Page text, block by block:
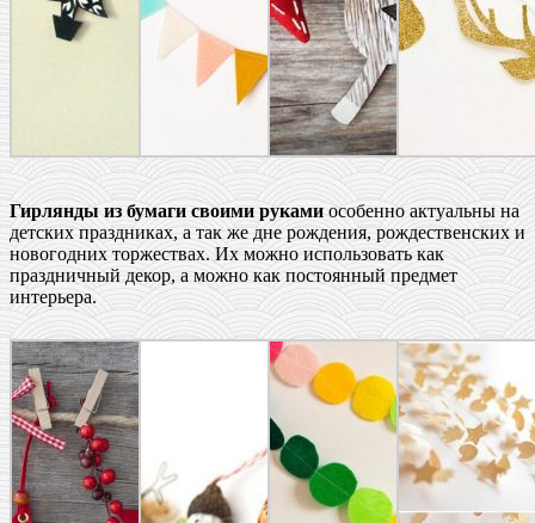
Гирлянды из бумаги своими руками особенно актуальны на
детских праздниках, а так же дне рождения, рождественских и
новогодних торжествах. Их можно использовать как
праздничный декор, а можно как постоянный предмет
интерьера.